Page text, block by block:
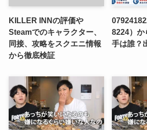
KILLER INNの評価や
Steamでのキャラクター、
同接、攻略をスクエニ情報
から徹底検証
8224）か
手は誰？